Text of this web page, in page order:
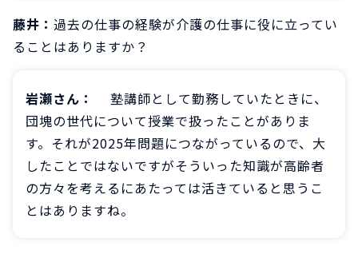
藤井： 過去の仕事の経験が介護の仕事に役に立ってい
ることはありますか？
岩瀬さん：
塾講師として勤務していたときに、
団塊の世代について授業で扱ったことがありま
す。それが2025年問題につながっているので、大
したことではないですがそういった知識が高齢者
の方々を考えるにあたっては活きていると思うこ
とはありますね。